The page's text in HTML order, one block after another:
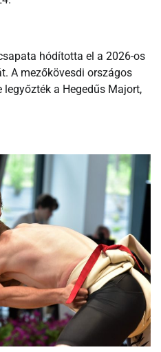
hódította el a 2026-os
A mezőkövesdi országos
a Hegedűs Majort,